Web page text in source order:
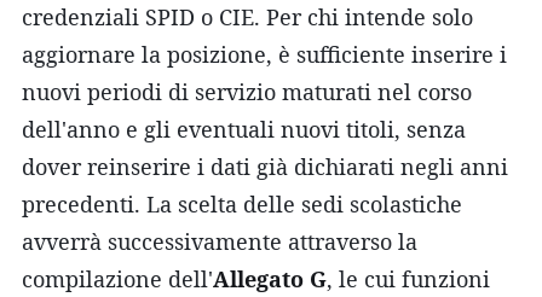
credenziali SPID o CIE. Per chi intende solo
aggiornare la posizione, è sufficiente inserire i
nuovi periodi di servizio maturati nel corso
dell'anno e gli eventuali nuovi titoli, senza
dover reinserire i dati già dichiarati negli anni
precedenti. La scelta delle sedi scolastiche
avverrà successivamente attraverso la
compilazione dell'Allegato G, le cui funzioni